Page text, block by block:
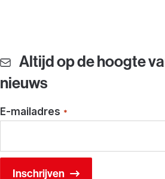
Altijd op de hoogte
nieuws
E-mailadres *